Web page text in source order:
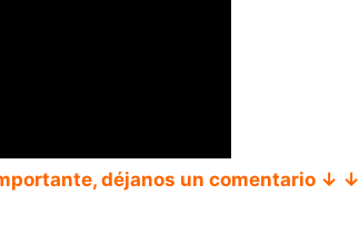
déjanos un comentario ↓ ↓